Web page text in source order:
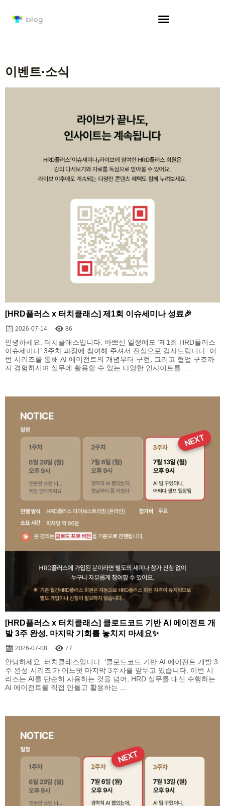
이벤트·소식
[HRD플러스 x 터치클래스] 제1회 이슈세미나 성료🎉
2026-07-14 86
안녕하세요. 터치클래스입니다. 바쁘신 일정에도 ‘제1회 HRD플러스
이슈세미나’ 3주차 과정에 참여해 주셔서 진심으로 감사드립니다. 이
번 시리즈를 통해 AI 에이전트의 개념부터 구현, 그리고 협업 구조까
지 경험하시며 실무에 활용할 수 있는 다양한 인사이트를 ...
[HRD플러스 x 터치클래스] 클로드코드 기반 AI 에이전트 개
발 3주 완성, 마지막 기회를 놓치지 마세요✨
2026-07-08 77
안녕하세요. 터치클래스입니다. ‘클로드코드 기반 AI 에이전트 개발 3
주 완성 시리즈’가 어느덧 마지막 3주차를 앞두고 있습니다. 이번 시
리즈는 AI를 단순히 사용하는 것을 넘어, HRD 실무를 대신 수행하는
AI 에이전트를 직접 만들고 활용하는 ...